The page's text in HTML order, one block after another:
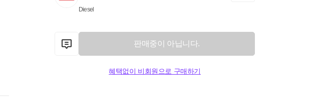
Diesel
판매중이 아닙니다.
혜택없이 비회원으로 구매하기